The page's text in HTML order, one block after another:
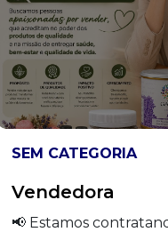
SEM CATEGORIA
Auxiliar de
🍽️ VAGAS ABERTAS –